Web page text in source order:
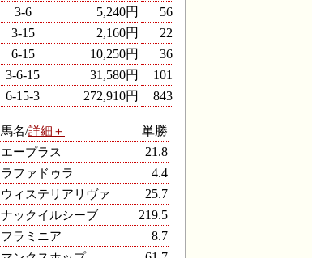
3-6
5,240円
56
3-15
2,160円
22
6-15 10,250円
36
3-6-15 31,580円
101
6-15-3 272,910円 843
馬名/詳細＋
単勝
エープラス
21.8
ラファドゥラ
4.4
ウィステリアリヴァ
25.7
ナックイルシーブ
219.5
フラミニア
8.7